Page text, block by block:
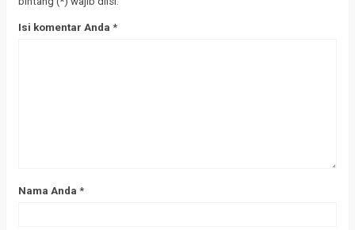
Isi komentar Anda *
Nama Anda *